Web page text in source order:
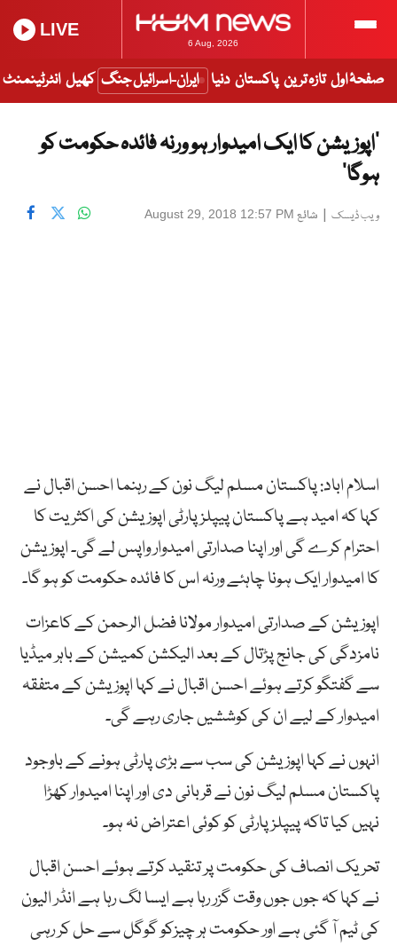
6 Aug, 2026
LIVE
صفحۂ اول تازہ ترین پاکستان دنیا ایران-اسرائیل جنگ کھیل انٹرٹینمنٹ
’اپوزیشن کا ایک امیدوار ہو ورنہ فائدہ حکومت کو
ہوگا‘
ویب ڈیسک | شائع August 29, 2018 12:57 PM
اسلام اباد: پاکستان مسلم لیگ نون کے رہنما احسن اقبال نے
کہا کہ امید ہے پاکستان پیپلز پارٹی اپوزیشن کی اکثریت کا
احترام کرے گی اور اپنا صدارتی امیدوار واپس لے گی۔ اپوزیشن
کا امیدوار ایک ہونا چاہئے ورنہ اس کا فائدہ حکومت کو ہو گا۔
اپوزیشن کے صدارتی امیدوار مولانا فضل الرحمن کے کاعزات
نامزدگی کی جانج پڑتال کے بعد الیکشن کمیشن کے باہر میڈیا
سے گفتگو کرتے ہوئے احسن اقبال نے کہا اپوزیشن کے متفقہ
امیدوار کے لیے ان کی کوششیں جاری رہے گی۔
انہوں نے کہا اپوزیشن کی سب سے بڑی پارٹی ہونے کے باوجود
پاکستان مسلم لیگ نون نے قربانی دی اور اپنا امیدوار کھڑا
نہیں کیا تاکہ پیپلز پارٹی کو کوئی اعتراض نہ ہو۔
تحریک انصاف کی حکومت پر تنقید کرتے ہوئے احسن اقبال
نے کہا کہ جوں جوں وقت گزر رہا ہے ایسا لگ رہا ہے انڈر الیون
کی ٹیم آ گئی ہے اور حکومت ہر چیزکو گوگل سے حل کر رہی